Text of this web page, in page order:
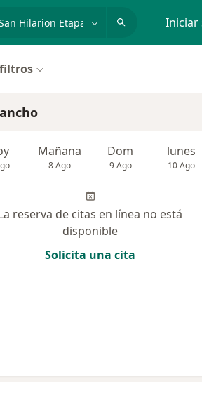
Iniciar
Mañana
8 Ago
Dom
9 Ago
lunes
10 Ago
reserva de citas en línea no está
disponible
Solicita una cita